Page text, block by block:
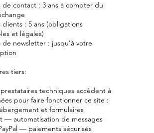
de contact : 3 ans à compter du
clients : 5 ans (obligations
et légales)
de newsletter : jusqu'à votre
tiers:
techniques accèdent à
pour faire fonctionner ce site :
et formulaires
— automatisation de messages
— paiements sécurisés